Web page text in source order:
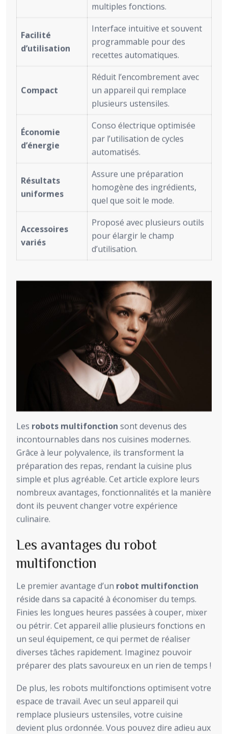
multiples fonctions.
Facilité
d’utilisation
Interface intuitive et souvent
programmable pour des
recettes automatiques.
Compact
Réduit l’encombrement avec
un appareil qui remplace
plusieurs ustensiles.
Économie
d’énergie
Conso électrique optimisée
par l’utilisation de cycles
automatisés.
Résultats
uniformes
Assure une préparation
homogène des ingrédients,
quel que soit le mode.
Accessoires
variés
Proposé avec plusieurs outils
pour élargir le champ
d’utilisation.
Les robots multifonction sont devenus des
incontournables dans nos cuisines modernes.
Grâce à leur polyvalence, ils transforment la
préparation des repas, rendant la cuisine plus
simple et plus agréable. Cet article explore leurs
nombreux avantages, fonctionnalités et la manière
dont ils peuvent changer votre expérience
culinaire.
Les avantages du robot
multifonction
Le premier avantage d’un robot multifonction
réside dans sa capacité à économiser du temps.
Finies les longues heures passées à couper, mixer
ou pétrir. Cet appareil allie plusieurs fonctions en
un seul équipement, ce qui permet de réaliser
diverses tâches rapidement. Imaginez pouvoir
préparer des plats savoureux en un rien de temps !
De plus, les robots multifonctions optimisent votre
espace de travail. Avec un seul appareil qui
remplace plusieurs ustensiles, votre cuisine
devient plus ordonnée. Vous pouvez dire adieu aux